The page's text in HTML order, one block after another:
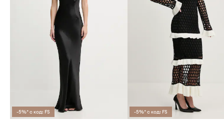
-5%* с код: FS -5%* с код: FS